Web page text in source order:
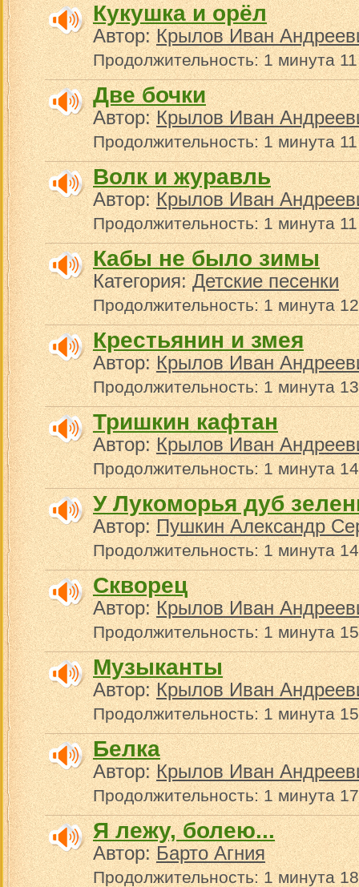
Кукушка и орёл
Автор:Крылов Иван
Продолжительность: 1 минута
Две бочки
Автор:Крылов Иван
Продолжительность: 1 минута
Волк и журавль
Автор:Крылов Иван
Продолжительность: 1 минута
Кабы не было зимы
Категория:Детские песенки
Продолжительность: 1 минута
Крестьянин и змея
Автор:Крылов Иван
Продолжительность: 1 минута
Тришкин кафтан
Автор:Крылов Иван
Продолжительность: 1 минута
У Лукоморья дуб
Автор:Пушкин Александр
Продолжительность: 1 минута
Скворец
Автор:Крылов Иван
Продолжительность: 1 минута
Музыканты
Автор:Крылов Иван
Продолжительность: 1 минута
Белка
Автор:Крылов Иван
Продолжительность: 1 минута
Я лежу, болею...
Автор:Барто Агния
Продолжительность: 1 минута